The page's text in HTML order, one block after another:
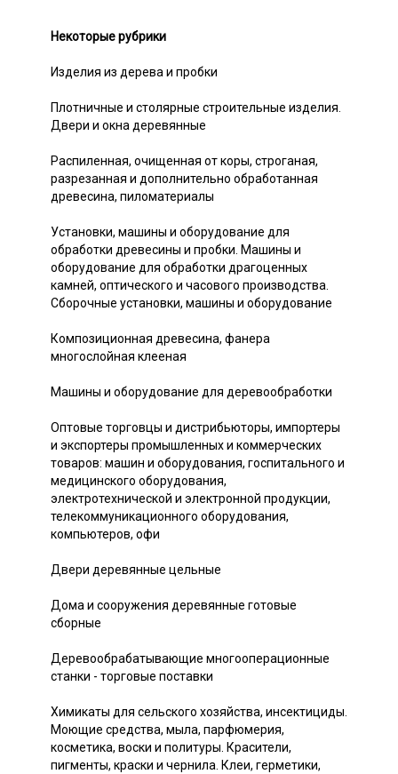
Некоторые рубрики
Изделия из дерева и пробки
Плотничные и столярные строительные изделия.
Двери и окна деревянные
Распиленная, очищенная от коры, строганая,
разрезанная и дополнительно обработанная
древесина, пиломатериалы
Установки, машины и оборудование для
обработки древесины и пробки. Машины и
оборудование для обработки драгоценных
камней, оптического и часового производства.
Сборочные установки, машины и оборудование
Композиционная древесина, фанера
многослойная клееная
Машины и оборудование для деревообработки
Оптовые торговцы и дистрибьюторы, импортеры
и экспортеры промышленных и коммерческих
товаров: машин и оборудования, госпитального и
медицинского оборудования,
электротехнической и электронной продукции,
телекоммуникационного оборудования,
компьютеров, офи
Двери деревянные цельные
Дома и сооружения деревянные готовые
сборные
Деревообрабатывающие многооперационные
станки - торговые поставки
Химикаты для сельского хозяйства, инсектициды.
Моющие средства, мыла, парфюмерия,
косметика, воски и политуры. Красители,
пигменты, краски и чернила. Клеи, герметики,